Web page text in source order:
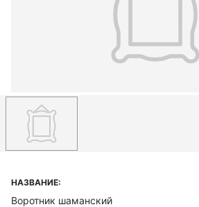
НАЗВАНИЕ:
Воротник шаманский